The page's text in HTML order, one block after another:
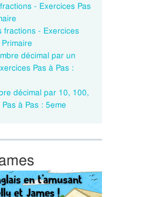
- Exercices Pas
fractions - Exercices
décimal par un
Pas à Pas :
décimal par 10, 100,
à Pas : 5eme